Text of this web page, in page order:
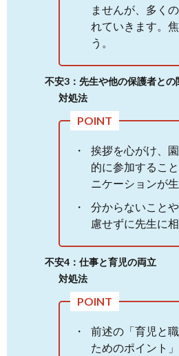
ませんが、多く
れていきます。
う。
不安3：先生や他の保護者との
対処法
挨拶を心がけ、
的に参加するこ
ニケーションが生
分からないこと
慮せずに先生に
不安4：仕事と育児の両立
対処法
前述の「育児と
ためのポイント